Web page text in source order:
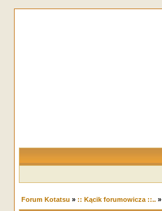
Forum Kotatsu » :: Kącik forumowicza ::..»